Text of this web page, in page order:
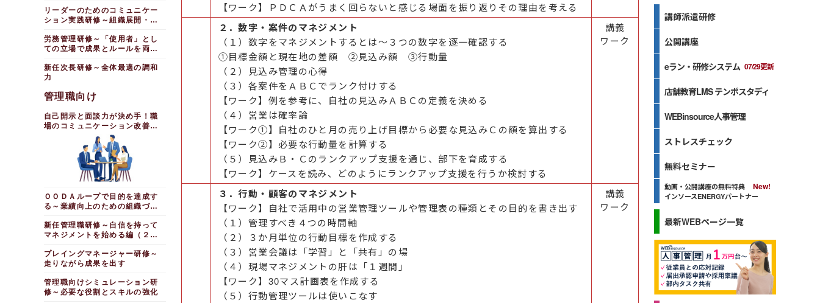
【ワーク】ＰＤＣＡがうまく回らないと感じる場面を振り返りその理由を考える
２．数字・案件のマネジメント
（１）数字をマネジメントするとは～３つの数字を逐一確認する
①目標金額と現在地の差額 ②見込み額 ③行動量
（２）見込み管理の心得
（３）各案件をＡＢＣでランク付けする
【ワーク】例を参考に、自社の見込みＡＢＣの定義を決める
（４）営業は確率論
【ワーク①】自社のひと月の売り上げ目標から必要な見込みＣの額を算出する
【ワーク②】必要な行動量を計算する
（５）見込みＢ・Ｃのランクアップ支援を通じ、部下を育成する
【ワーク】ケースを読み、どのようにランクアップ支援を行うか検討する
講義
ワーク
３．行動・顧客のマネジメント
【ワーク】自社で活用中の営業管理ツールや管理表の種類とその目的を書き出す
（１）管理すべき４つの時間軸
（２）３か月単位の行動目標を作成する
（３）営業会議は「学習」と「共有」の場
（４）現場マネジメントの肝は「１週間」
【ワーク】30マス計画表を作成する
（５）行動管理ツールは使いこなす
講義
ワーク
リーダーのためのコミュニケー
ション実践研修～組織展開・調
労務管理研修～「使用者」とし
ての立場で成果とルールを両立
新任次長研修～全体最適の調和
力
管理職向け
自己開示と面談力が決め手！職
場のコミュニケーション改善研
ＯＯＤＡループで目的を達成す
る～業績向上のための組織づく
新任管理職研修～自信を持って
マネジメントを始める編（２日
プレイングマネージャー研修～
走りながら成果を出す
管理職向けシミュレーション研
修～必要な役割とスキルの強化
講師派遣研修
公開講座
eラン・研修システム 07/29更新
店舗教育LMS テンポスタディ
WEBinsource人事管理
ストレスチェック
無料セミナー
動画・公開講座の無料特典
インソースENERGYパートナー
最新WEBページ一覧